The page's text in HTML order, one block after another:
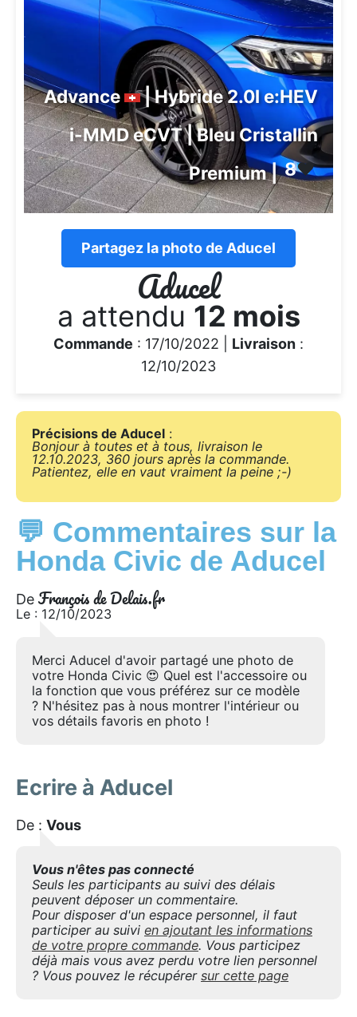
Advance
| Hybride 2.0l e:HEV
i-MMD eCVT | Bleu Cristallin
Premium |8❤️
Partagez la photo de Aducel
Aducel
a attendu 12 mois
Commande : 17/10/2022 | Livraison :
12/10/2023
Précisions de Aducel :
Bonjour à toutes et à tous, livraison le
12.10.2023, 360 jours après la commande.
Patientez, elle en vaut vraiment la peine ;-)
💬 Commentaires sur la
Honda Civic de Aducel
De François de Delais.fr
Le : 12/10/2023
Merci Aducel d'avoir partagé une photo de
votre Honda Civic 😍 Quel est l'accessoire ou
la fonction que vous préférez sur ce modèle
? N'hésitez pas à nous montrer l'intérieur ou
vos détails favoris en photo !
Ecrire à Aducel
De : Vous
Vous n'êtes pas connecté
Seuls les participants au suivi des délais
peuvent déposer un commentaire.
Pour disposer d'un espace personnel, il faut
participer au suivi en ajoutant les informations
de votre propre commande. Vous participez
déjà mais vous avez perdu votre lien personnel
? Vous pouvez le récupérer sur cette page